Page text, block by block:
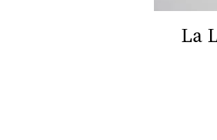
CONSIGLIA
La